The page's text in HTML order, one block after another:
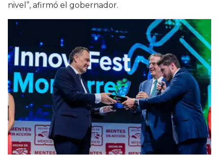
nivel”, afirmó el gobernador.